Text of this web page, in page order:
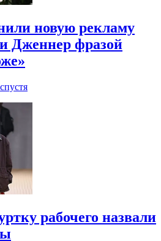
новую рекламу
Дженнер фразой
рабочего назвали